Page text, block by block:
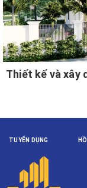
Thiết kế và xây
TUYỂN DỤNG